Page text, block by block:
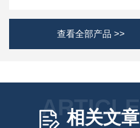
查看全部产品 >>
ARTICLE
相关文章